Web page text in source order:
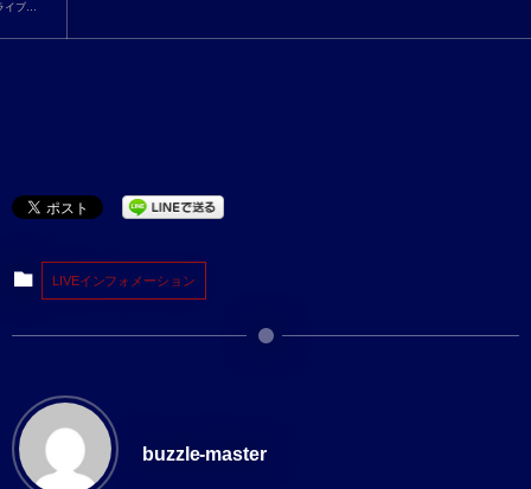
イブ…
LIVEインフォメーション
buzzle-master